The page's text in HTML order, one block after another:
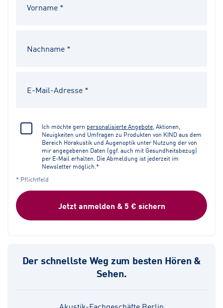
Ich möchte gern personalisierte Angebote , Aktionen,
Neuigkeiten und Umfragen zu Produkten von KIND aus dem
Bereich Hörakustik und Augenoptik unter Nutzung der von
mir angegebenen Daten (ggf. auch mit Gesundheitsbezug)
per E-Mail erhalten. Die Abmeldung ist jederzeit im
Newsletter möglich.*
* Pflichtfeld
Jetzt anmelden & 5 € sichern
Der schnellste Weg zum besten Hören &
Sehen.